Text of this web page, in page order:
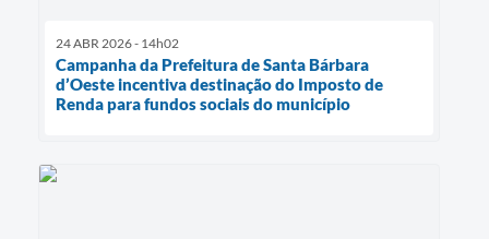
24 ABR 2026 - 14h02
Campanha da Prefeitura de Santa Bárbara
d’Oeste incentiva destinação do Imposto de
Renda para fundos sociais do município